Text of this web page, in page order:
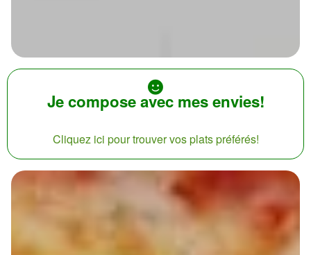
Je compose avec mes envies!
Cliquez ici pour trouver vos plats préférés!